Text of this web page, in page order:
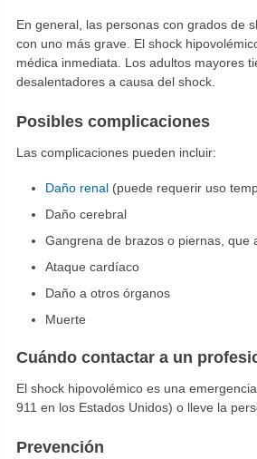
En general, las personas con grados de
con uno más grave. El shock
médica inmediata. Los adultos mayores
desalentadores a causa del shock.
Posibles complicaciones
Las complicaciones pueden incluir:
Daño renal (puede requerir uso
Daño cerebral
Gangrena de brazos o piernas, que
Ataque cardíaco
Daño a otros órganos
Muerte
Cuándo contactar a un
El shock hipovolémico es una
911 en los Estados Unidos) o lleve la
Prevención